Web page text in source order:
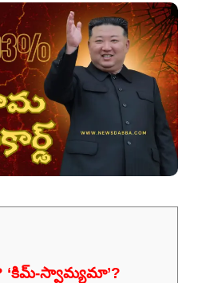
స్వామ్యమా’?